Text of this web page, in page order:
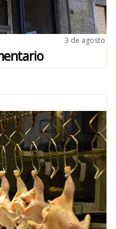
3 de agosto